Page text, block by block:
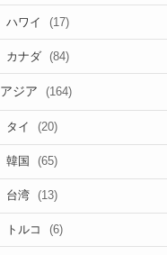
ハワイ (17)
カナダ (84)
アジア (164)
タイ (20)
韓国 (65)
台湾 (13)
トルコ (6)